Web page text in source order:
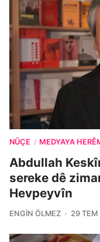
NÛÇE / MEDYAYA
Abdullah
sereke dê
Hevpeyvîn
ENGIN ÖLMEZ 29